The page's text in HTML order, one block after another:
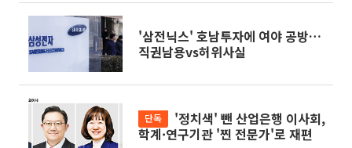
'삼전닉스' 호남투자에 여야 공방…
직권남용vs허위사실
단독
학계·연구기관 '찐 전문가'로 재편